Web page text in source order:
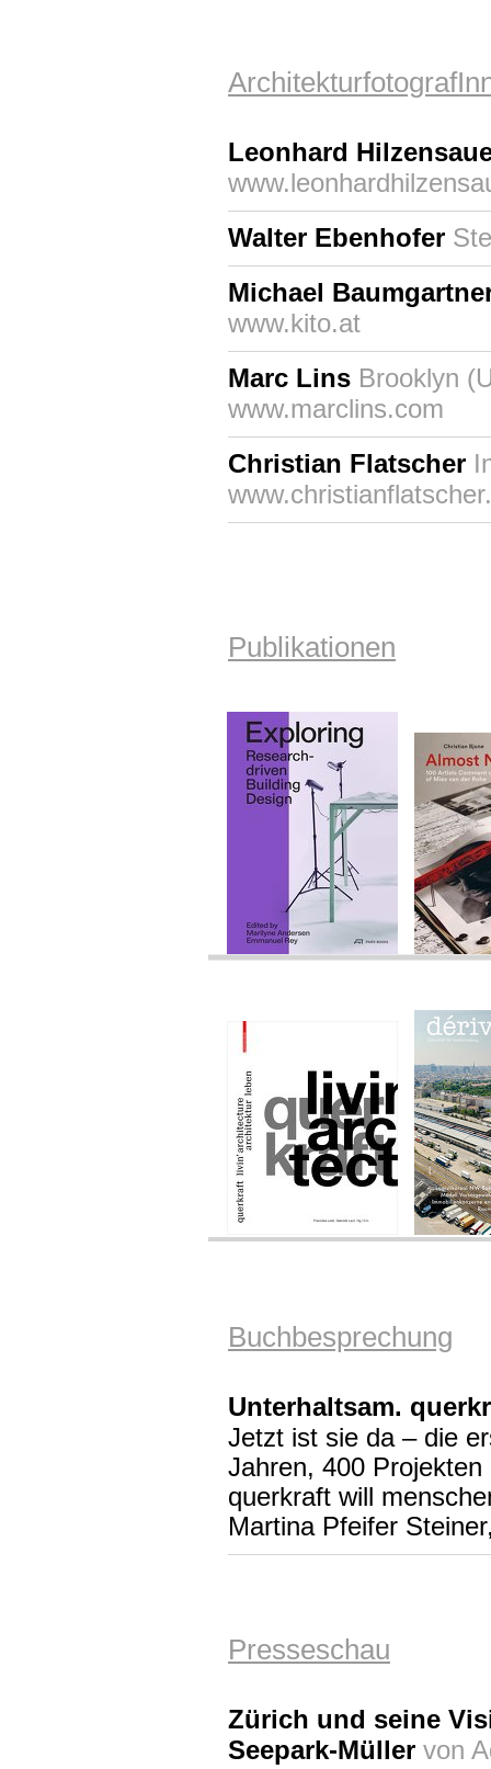
Leonhard
Walter Ebenhofer
Michael
www.kito.at
Marc Lins Brooklyn
www.marclins.com
Christian Flatscher
Publikationen
Buchbesprechung
Unterhaltsam.
Jetzt ist sie da – die
Jahren, 400
querkraft will
Martina Pfeifer
Presseschau
Zürich und seine
Seepark-Müller von